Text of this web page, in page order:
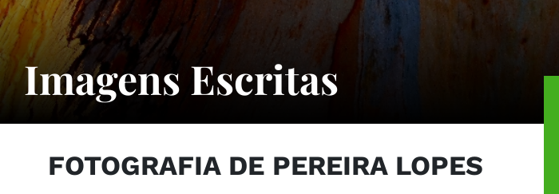
Imagens Escritas
FOTOGRAFIA DE PEREIRA LOPES